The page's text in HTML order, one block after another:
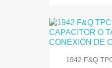
1942 F&Q